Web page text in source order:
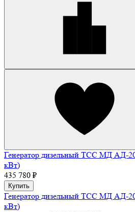
Генератор дизельный ТСС МД АД-
кВт)
435 780 ₽
Купить
Генератор дизельный ТСС МД АД-
кВт)